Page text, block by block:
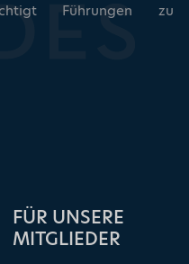
Führungen zu
FÜR UNSERE
MITGLIEDER